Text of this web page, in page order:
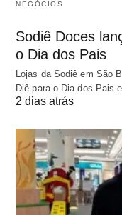
NEGÓCIOS
Sodiê Doces
o Dia dos Pais
Lojas da Sodiê em São
Diê para o Dia dos Pais
2 dias atrás